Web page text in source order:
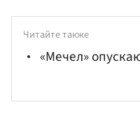
Читайте также
«Мечел»